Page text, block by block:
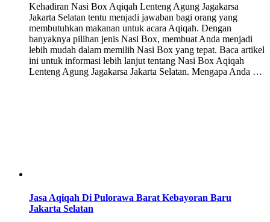
Kehadiran Nasi Box Aqiqah Lenteng Agung Jagakarsa
Jakarta Selatan tentu menjadi jawaban bagi orang yang
membutuhkan makanan untuk acara Aqiqah. Dengan
banyaknya pilihan jenis Nasi Box, membuat Anda menjadi
lebih mudah dalam memilih Nasi Box yang tepat. Baca artikel
ini untuk informasi lebih lanjut tentang Nasi Box Aqiqah
Lenteng Agung Jagakarsa Jakarta Selatan. Mengapa Anda …
Jasa Aqiqah Di Pulorawa Barat Kebayoran Baru
Jakarta Selatan